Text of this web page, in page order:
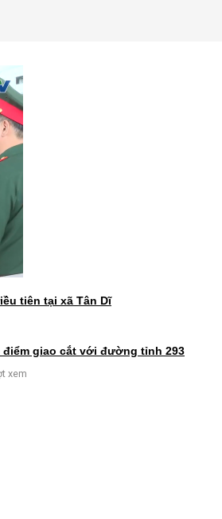
tiên tại xã Tân Dĩ
điểm giao cắt với đường tỉnh 293
xem